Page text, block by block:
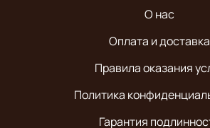
О нас
Оплата и доставка
Правила оказания
Политика
Гарантия